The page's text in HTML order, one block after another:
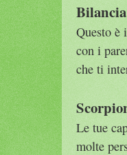
Questo è
con i
che ti
Le tue
molte